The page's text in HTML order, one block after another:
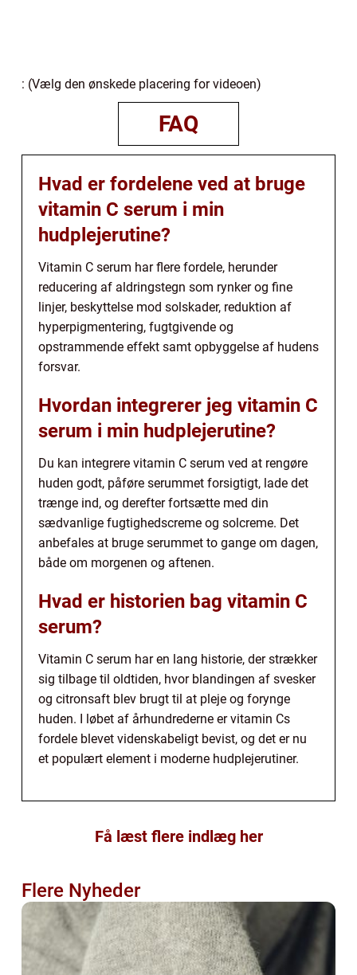
: (Vælg den ønskede placering for videoen)
FAQ
Hvad er fordelene ved at bruge
vitamin C serum i min
hudplejerutine?
Vitamin C serum har flere fordele, herunder
reducering af aldringstegn som rynker og fine
linjer, beskyttelse mod solskader, reduktion af
hyperpigmentering, fugtgivende og
opstrammende effekt samt opbyggelse af hudens
forsvar.
Hvordan integrerer jeg vitamin C
serum i min hudplejerutine?
Du kan integrere vitamin C serum ved at rengøre
huden godt, påføre serummet forsigtigt, lade det
trænge ind, og derefter fortsætte med din
sædvanlige fugtighedscreme og solcreme. Det
anbefales at bruge serummet to gange om dagen,
både om morgenen og aftenen.
Hvad er historien bag vitamin C
serum?
Vitamin C serum har en lang historie, der strækker
sig tilbage til oldtiden, hvor blandingen af svesker
og citronsaft blev brugt til at pleje og forynge
huden. I løbet af århundrederne er vitamin Cs
fordele blevet videnskabeligt bevist, og det er nu
et populært element i moderne hudplejerutiner.
Få læst flere indlæg her
Flere Nyheder